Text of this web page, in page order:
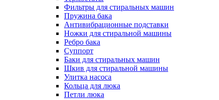
Фильтры для стиральных машин
Пружина бака
Антивибрационные подставки
Ножки для стиральной машины
Ребро бака
Суппорт
Баки для стиральных машин
Шкив для стиральной машины
Улитка насоса
Кольца для люка
Петли люка